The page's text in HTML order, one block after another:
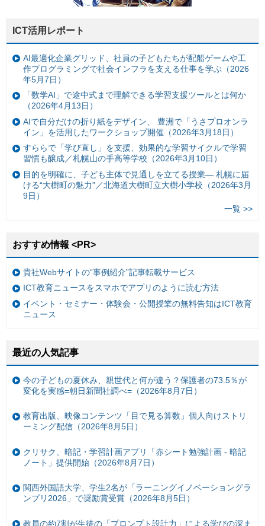
ICT活用レポート
AI最適化企業グリッド、社員の子どもたちが配船ゲームや工
作プログラミングで社会インフラを支える仕事を学ぶ（2026
年5月7日）
「数学AI」で途中式まで理解できる学習支援ツールとは何か
（2026年4月13日）
AIで自分だけの折り紙をデザイン、 豊洲で「うさプロオンラ
イン」を活用したワークショップ開催（2026年3月18日）
すららで「学び直し」を支援、効果的な学習サイクルで学習
習慣も醸成／札幌山の手高等学校（2026年3月10日）
目的を明確に、子ども主体で見通しを立てる授業— 札幌に届
ける“大樹町の魅力”／北海道大樹町立大樹小学校（2026年3月
9日）
一覧 >>
おすすめ情報 <PR>
貴社Webサイトの“事例紹介”記事転載サービス
ICT教育ニュースをスマホでアプリのように読む方法
イベント・セミナー・体験会・公開授業の無料告知はICT教育
ニュース
最近の人気記事
今の子どもの夏休み、親世代と何が違う？保護者の73.5％が
変化を実感=朝日新聞社調べ=（2026年8月7日）
教育出版、映像コンテンツ「目で見る算数」個人向けストリ
ーミング配信（2026年8月5日）
クリサク、暗記・学習計画アプリ「赤シート勉強計画 - 暗記
ノート」提供開始（2026年8月7日）
関西外国語大学、学生2名が「ラーニングイノベーショングラ
ンプリ2026」で奨励賞受賞（2026年8月5日）
教員の約7割が生徒の「プロンプト設計力」による学びの深ま